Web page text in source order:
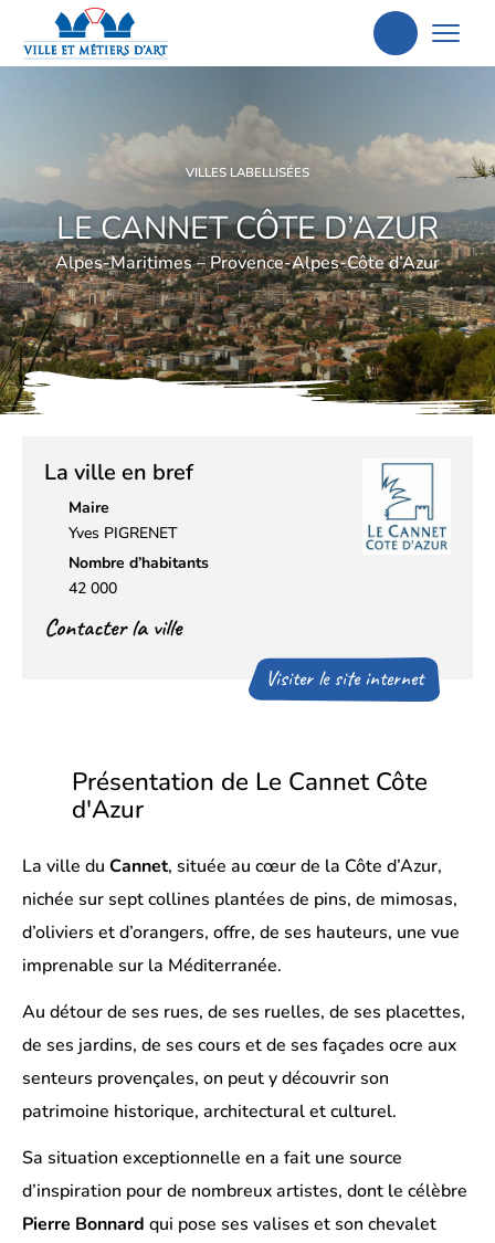
Aller
recherche
VILLES LABELLISÉES
LE CANNET CÔTE D’AZUR
Alpes-Maritimes – Provence-Alpes-Côte d’Azur
La ville en bref
Maire
Yves PIGRENET
Nombre d’habitants
42 000
Contacter la ville
Visiter le site internet
Présentation de Le Cannet Côte
d'Azur
La ville du Cannet, située au cœur de la Côte d’Azur,
nichée sur sept collines plantées de pins, de mimosas,
d’oliviers et d’orangers, offre, de ses hauteurs, une vue
imprenable sur la Méditerranée.
Au détour de ses rues, de ses ruelles, de ses placettes,
de ses jardins, de ses cours et de ses façades ocre aux
senteurs provençales, on peut y découvrir son
patrimoine historique, architectural et culturel.
Sa situation exceptionnelle en a fait une source
d’inspiration pour de nombreux artistes, dont le célèbre
Pierre Bonnard qui pose ses valises et son chevalet